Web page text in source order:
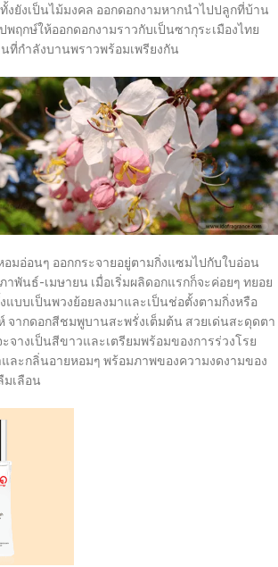
งยังเป็นไม้มงคล ออกดอกงามหากนำไปปลูกที่บ้าน
ฤกษ์ให้ออกดอกงามราวกับเป็นซากุระเมืองไทย
ที่กำลังบานพราวพร้อมเพรียงกัน
มอ่อนๆ ออกกระจายอยู่ตามกิ่งแซมไปกับใบอ่อน
าพันธ์-เมษายน เมื่อเริ่มผลิดอกแรกก็จะค่อยๆ ทยอย
บบเป็นพวงย้อยลงมาและเป็นช่อตั้งตามกิ่งหรือ
จากดอกสีชมพูบานสะพรั่งเต็มต้น สวยเด่นสะดุดตา
จางเป็นสีขาวและเตรียมพร้อมของการร่วงโรย
ละกลิ่นอายหอมๆ พร้อมภาพของความงดงามของ
มเลือน